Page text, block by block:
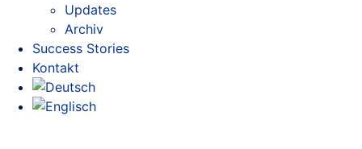
Updates
Archiv
Success Stories
Kontakt